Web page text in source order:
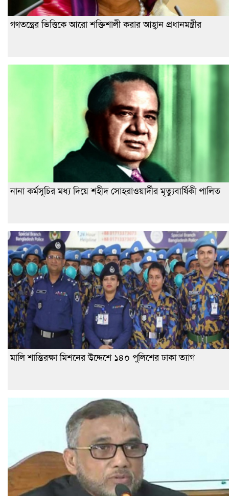
গণতন্ত্রের ভিত্তিকে আরো শক্তিশালী করার আহ্বান প্রধানমন্ত্রীর
নানা কর্মসূচির মধ্য দিয়ে শহীদ সোহরাওয়ার্দীর মৃত্যুবার্ষিকী পালিত
মালি শান্তিরক্ষা মিশনের উদ্দেশে ১৪০ পুলিশের ঢাকা ত্যাগ